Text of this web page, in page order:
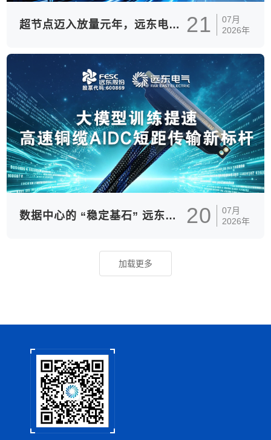
超节点迈入放量元年，远东电气全栈液冷解决方案重构智算散热体系 21
07月
2026年
数据中心的 “稳定基石” 远东电气高速铜缆筑牢 AI 算力传输底座 20
07月
2026年
加载更多